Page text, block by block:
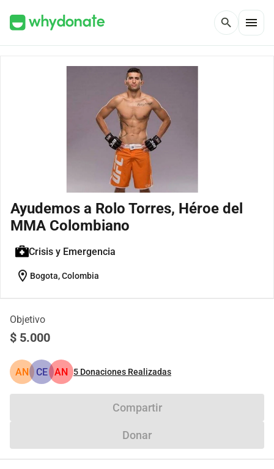
search menu
Ayudemos a Rolo Torres, Héroe del
MMA Colombiano
Crisis y Emergencia
location_on Bogota, Colombia
Objetivo
$ 5.000
AN CE AN 5 Donaciones Realizadas
Compartir
Donar